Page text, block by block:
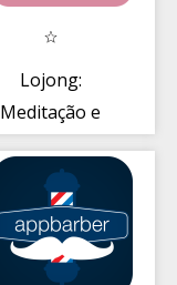
Lojong:
Meditação e
+Calma -
Ansiedade